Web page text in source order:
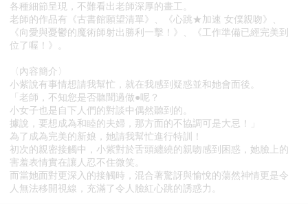
各種細節呈現，不難看出老師深厚的畫工。
老師的作品有《古書館願望清單》、《心跳★加速 女僕親吻》、
《向愛與憂鬱的魔術師射出勝利一擊！》、《工作準備已經完美到
位了喔！》。
〈內容簡介〉
小紫說有事情想請我幫忙，就在我感到疑惑並和她會面後。
「老師，不知您是否聽聞過做●呢？
小女子也是自下人們的對談中偶然聽到的。
據說，要想成為和睦的夫婦，那方面的不協調可是大忌！」
為了成為完美的新娘，她請我幫忙進行特訓！
初次的親密接觸中，小紫對於舌頭纏繞的親吻感到困惑，她臉上的
害羞表情實在讓人忍不住微笑。
而當她面對更深入的接觸時，混合著驚訝與愉悅的蕩然神情更是令
人無法移開視線，充滿了令人臉紅心跳的誘惑力。